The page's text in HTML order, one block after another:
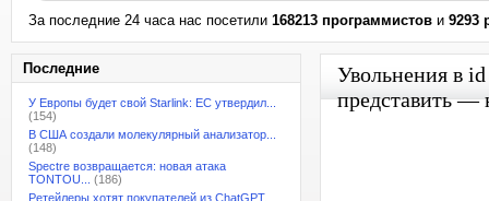
За последние 24 часа нас посетили 168213 программистов и 9293
Последние
У Европы будет свой Starlink: ЕС утвердил...
(154)
В США создали молекулярный анализатор...
(148)
Spectre возвращается: новая атака
TONTOU...
(186)
Ретейлеры хотят покупателей из ChatGPT,
Увольнения в
представить —